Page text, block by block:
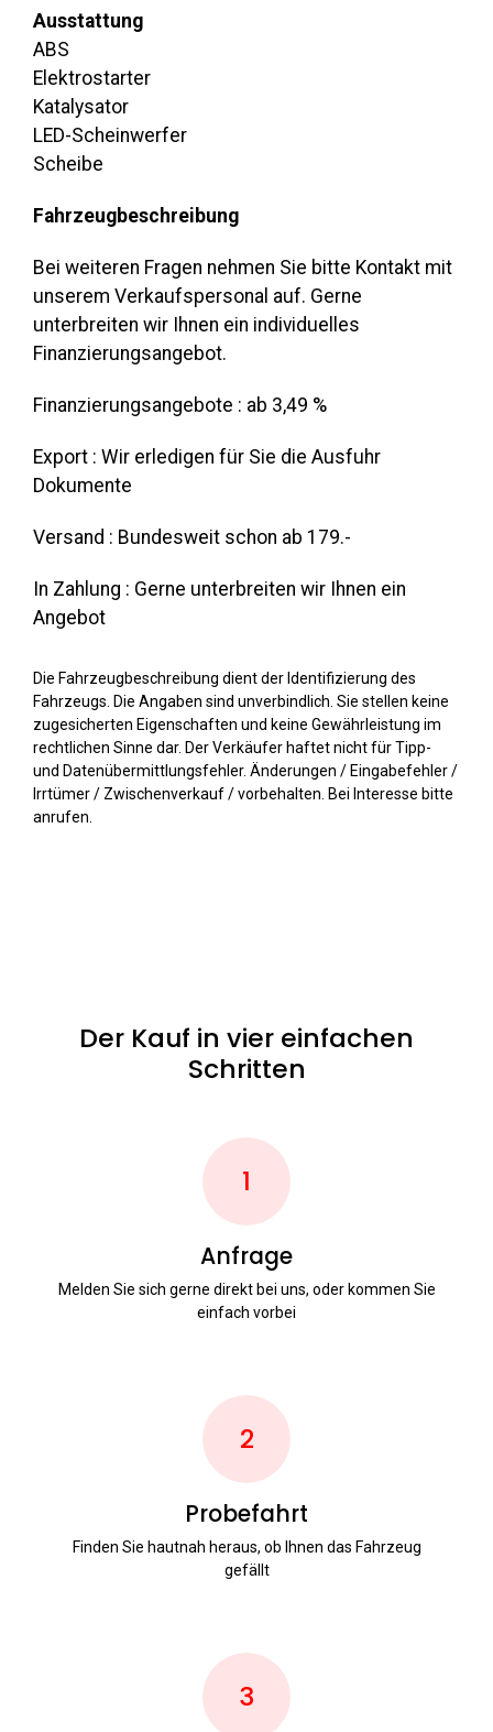
Ausstattung
ABS
Elektrostarter
Katalysator
LED-Scheinwerfer
Scheibe
Fahrzeugbeschreibung
Bei weiteren Fragen nehmen Sie bitte Kontakt mit
unserem Verkaufspersonal auf. Gerne
unterbreiten wir Ihnen ein individuelles
Finanzierungsangebot.
Finanzierungsangebote : ab 3,49 %
Export : Wir erledigen für Sie die Ausfuhr
Dokumente
Versand : Bundesweit schon ab 179.-
In Zahlung : Gerne unterbreiten wir Ihnen ein
Angebot
Die Fahrzeugbeschreibung dient der Identifizierung des
Fahrzeugs. Die Angaben sind unverbindlich. Sie stellen keine
zugesicherten Eigenschaften und keine Gewährleistung im
rechtlichen Sinne dar. Der Verkäufer haftet nicht für Tipp-
und Datenübermittlungsfehler. Änderungen / Eingabefehler /
Irrtümer / Zwischenverkauf / vorbehalten. Bei Interesse bitte
anrufen.
Der Kauf in vier einfachen
Schritten
1
Anfrage
Melden Sie sich gerne direkt bei uns, oder kommen Sie
einfach vorbei
2
Probefahrt
Finden Sie hautnah heraus, ob Ihnen das Fahrzeug
gefällt
3